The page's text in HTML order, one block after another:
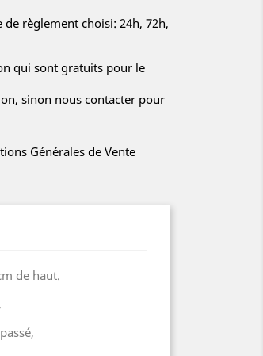
règlement choisi: 24h, 72h,
qui sont gratuits pour le
sinon nous contacter pour
Générales de Vente
de haut.